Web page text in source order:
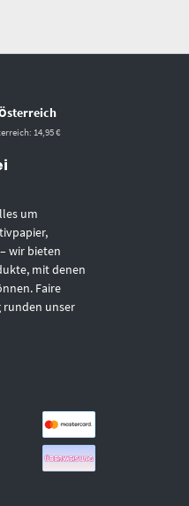
14,95 €
um
wir bieten
mit denen
Faire
runden unser